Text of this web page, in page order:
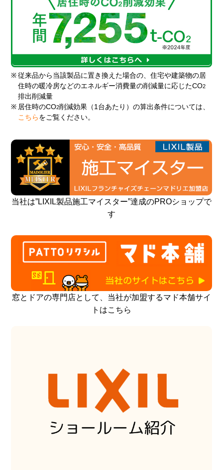
※ 従来品から当該製品に置き換えた場合の、住宅や建築物の居
住時の暖冷房などのエネルギー消費量の削減量に応じたCO2
排出削減量
※ 居住時のCO2削減効果（1台あたり）の算出条件については、
こちら をご覧ください。
当社は”LIXIL製品施工マイスター”達成のPROショップで
す
窓とドアの専門店として、当社が加盟するマド本舗サイ
トはこちら